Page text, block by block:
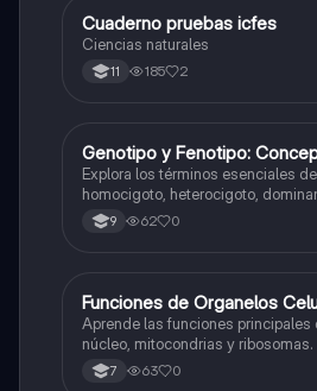
Biologia
Cuaderno pruebas icfes
Ciencias naturales
11 185 2
GBiologia
Genotipo y Fenotipo:
Explora los términos esenciales
homocigoto, heterocigoto,
9 62 0
FBiologia
Funciones de Organelos
Aprende las funciones principales
núcleo, mitocondrias y ribosomas.
7 63 0